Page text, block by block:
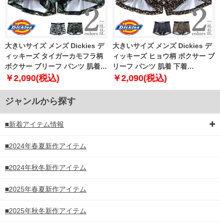
大きいサイズ メンズ Dickies デ
ィッキーズ タイガーカモフラ柄
ボクサー ブリーフ パンツ 肌着
下着 80533100
￥2,090(税込)
大きいサイズ メンズ Dickies デ
ィッキーズ ヒョウ柄 ボクサー ブ
リーフ パンツ 肌着 下着
80533200
￥2,090(税込)
ジャンルから探す
■新着アイテム情報
■2024年春夏新作アイテム
■2024年秋冬新作アイテム
■2025年春夏新作アイテム
■2025年秋冬新作アイテム